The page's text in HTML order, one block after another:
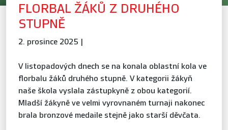
FLORBAL ŽÁKŮ Z DRUHÉHO
STUPNĚ
2. prosince 2025 |
V listopadových dnech se na konala oblastní kola ve
florbalu žáků druhého stupně. V kategorii žákyň
naše škola vyslala zástupkyně z obou kategorií.
Mladší žákyně ve velmi vyrovnaném turnaji nakonec
brala bronzové medaile stejně jako starší děvčata.